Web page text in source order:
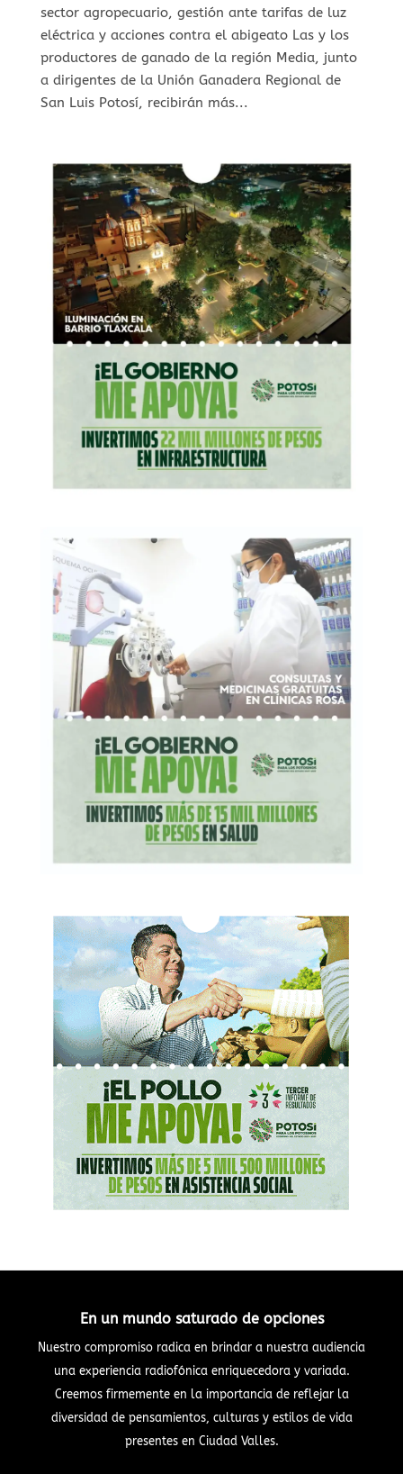
sector agropecuario, gestión ante tarifas de luz
eléctrica y acciones contra el abigeato Las y los
productores de ganado de la región Media, junto
a dirigentes de la Unión Ganadera Regional de
San Luis Potosí, recibirán más...
En un mundo saturado de opciones
Nuestro compromiso radica en brindar a nuestra audiencia
una experiencia radiofónica enriquecedora y variada.
Creemos firmemente en la importancia de reflejar la
diversidad de pensamientos, culturas y estilos de vida
presentes en Ciudad Valles.